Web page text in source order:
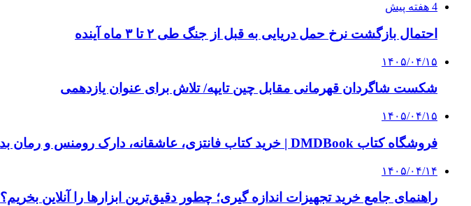
4 هفته پیش
احتمال بازگشت نرخ حمل دریایی به قبل از جنگ طی ۲ تا ۳ ماه آینده
۱۴۰۵/۰۴/۱۵
شکست شاگردان قهرمانی مقابل چین تایپه/ تلاش برای عنوان یازدهمی
۱۴۰۵/۰۴/۱۵
فروشگاه کتاب DMDBook | خرید کتاب فانتزی، عاشقانه، دارک رومنس و رمان بدون حذفیات
۱۴۰۵/۰۴/۱۴
راهنمای جامع خرید تجهیزات اندازه گیری؛ چطور دقیق‌ترین ابزارها را آنلاین بخریم؟